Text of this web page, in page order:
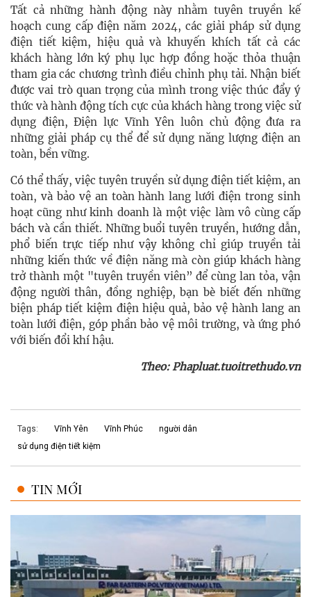
Tất cả những hành động này nhằm tuyên truyền kế
hoạch cung cấp điện năm 2024, các giải pháp sử dụng
điện tiết kiệm, hiệu quả và khuyến khích tất cả các
khách hàng lớn ký phụ lục hợp đồng hoặc thỏa thuận
tham gia các chương trình điều chỉnh phụ tải. Nhận biết
được vai trò quan trọng của mình trong việc thúc đẩy ý
thức và hành động tích cực của khách hàng trong việc sử
dụng điện, Điện lực Vĩnh Yên luôn chủ động đưa ra
những giải pháp cụ thể để sử dụng năng lượng điện an
toàn, bền vững.
Có thể thấy, việc tuyên truyền sử dụng điện tiết kiệm, an
toàn, và bảo vệ an toàn hành lang lưới điện trong sinh
hoạt cũng như kinh doanh là một việc làm vô cùng cấp
bách và cần thiết. Những buổi tuyên truyền, hướng dẫn,
phổ biến trực tiếp như vậy không chỉ giúp truyền tải
những kiến thức về điện năng mà còn giúp khách hàng
trở thành một "tuyên truyền viên” để cùng lan tỏa, vận
động người thân, đồng nghiệp, bạn bè biết đến những
biện pháp tiết kiệm điện hiệu quả, bảo vệ hành lang an
toàn lưới điện, góp phần bảo vệ môi trường, và ứng phó
với biến đổi khí hậu.
Theo: Phapluat.tuoitrethudo.vn
Tags: Vĩnh Yên Vĩnh Phúc
người dân
sử dụng điện tiết kiệm
TIN MỚI